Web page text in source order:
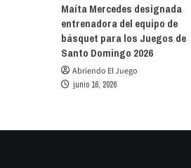
Maíta Mercedes designada
entrenadora del equipo de
básquet para los Juegos de
Santo Domingo 2026
Abriendo El Juego
junio 16, 2026